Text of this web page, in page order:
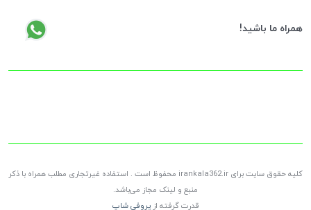
همراه ما باشید!
کلیه حقوق سایت برای irankala362.ir محفوظ است . استفاده غیرتجاری مطلب همراه با ذکر
منبع و لینک مجاز می‌باشد.
قدرت گرفته ازپروفی شاپ